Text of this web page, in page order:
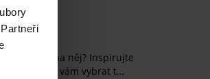
nás. Jak na něj? Inspirujte
Pomůžeme vám vybrat t…